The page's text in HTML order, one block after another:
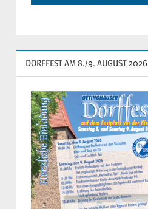
DORFFEST AM 8./9. AUGUST 2026